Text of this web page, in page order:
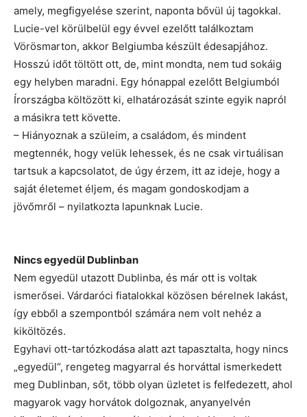
amely, megfigyelése szerint, naponta bővül új tagokkal.
Lucie-vel körülbelül egy évvel ezelőtt találkoztam
Vörösmarton, akkor Belgiumba készült édesapjához.
Hosszú időt töltött ott, de, mint mondta, nem tud sokáig
egy helyben maradni. Egy hónappal ezelőtt Belgiumból
Írországba költözött ki, elhatározását szinte egyik napról
a másikra tett követte.
– Hiányoznak a szüleim, a családom, és mindent
megtennék, hogy velük lehessek, és ne csak virtuálisan
tartsuk a kapcsolatot, de úgy érzem, itt az ideje, hogy a
saját életemet éljem, és magam gondoskodjam a
jövőmről – nyilatkozta lapunknak Lucie.
Nincs egyedül Dublinban
Nem egyedül utazott Dublinba, és már ott is voltak
ismerősei. Várdaróci fiatalokkal közösen bérelnek lakást,
így ebből a szempontból számára nem volt nehéz a
kiköltözés.
Egyhavi ott-tartózkodása alatt azt tapasztalta, hogy nincs
„egyedül“, rengeteg magyarral és horváttal ismerkedett
meg Dublinban, sőt, több olyan üzletet is felfedezett, ahol
magyarok vagy horvátok dolgoznak, anyanyelvén